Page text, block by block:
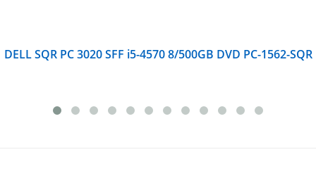
DELL SQR PC 3020 SFF i5-4570 8/500GB DVD PC-1562-SQR